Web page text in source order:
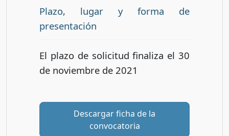
Plazo, lugar y forma de
presentación
El plazo de solicitud finaliza el 30
de noviembre de 2021
Descargar ficha de la
convocatoria